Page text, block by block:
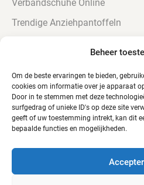
Beheer
Om de beste ervaringen te bieden,
cookies om informatie over je apparaat
Door in te stemmen met deze
surfgedrag of unieke ID's op deze site
geeft of uw toestemming intrekt, kan dit
bepaalde functies en mogelijkheden.
Trendige Anziehpantoffeln